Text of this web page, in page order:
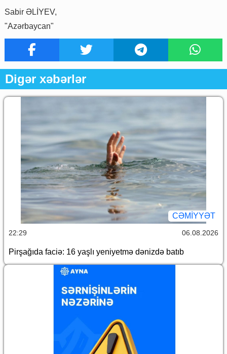
Sabir ƏLİYEV,
"Azərbaycan"
Digər xəbərlər
CƏMİYYƏT
22:29 06.08.2026
Pirşağıda faciə: 16 yaşlı yeniyetmə dənizdə batıb